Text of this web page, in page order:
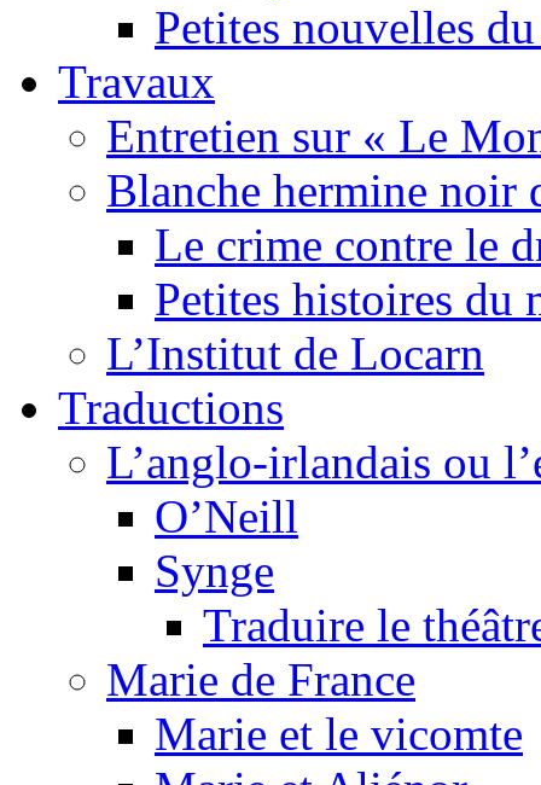
Petites nouvelles
Travaux
Entretien sur « Le
Blanche hermine noir
Le crime contre le
Petites histoires du
L’Institut de Locarn
Traductions
L’anglo-irlandais ou
O’Neill
Synge
Traduire le
Marie de France
Marie et le vicomte